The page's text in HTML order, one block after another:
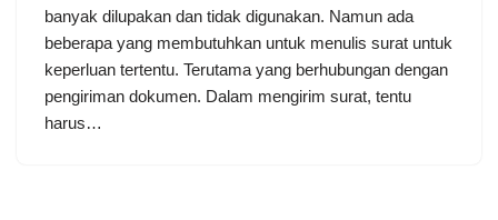
banyak dilupakan dan tidak digunakan. Namun ada
beberapa yang membutuhkan untuk menulis surat untuk
keperluan tertentu. Terutama yang berhubungan dengan
pengiriman dokumen. Dalam mengirim surat, tentu
harus…